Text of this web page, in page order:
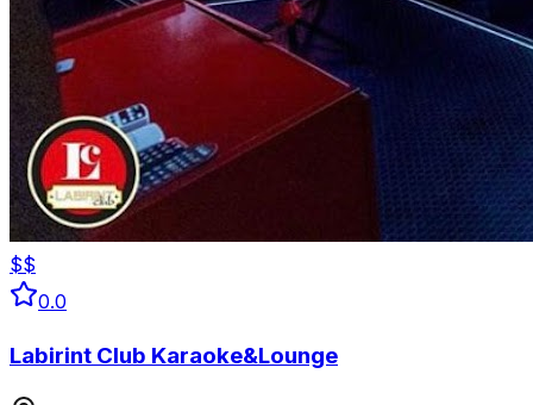
$$
0.0
Labirint Club Karaoke&Lounge